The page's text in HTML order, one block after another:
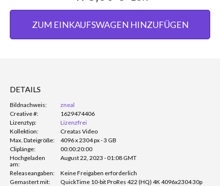
ZUM EINKAUFSWAGEN HINZUFÜGEN
DETAILS
Bildnachweis:
zneal
Creative #:
1629474406
Lizenztyp:
Lizenzfrei
Kollektion:
Creatas Video
Max. Dateigröße:
4096 x 2304 px - 3 GB
Cliplänge:
00:00:20:00
Hochgeladen
am:
August 22, 2023 - 01:08 GMT
Releaseangaben:
Keine Freigaben erforderlich
Gemastert mit:
QuickTime 10-bit ProRes 422 (HQ) 4K 4096x2304 30p